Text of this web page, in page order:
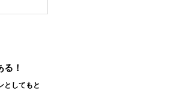
！
としてもと